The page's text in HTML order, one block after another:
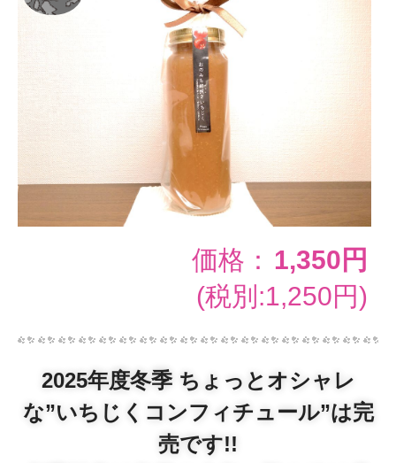
価格： 1,350円
(税別:1,250円)
2025年度冬季 ちょっとオシャレ
な”いちじくコンフィチュール”は完
売です!!